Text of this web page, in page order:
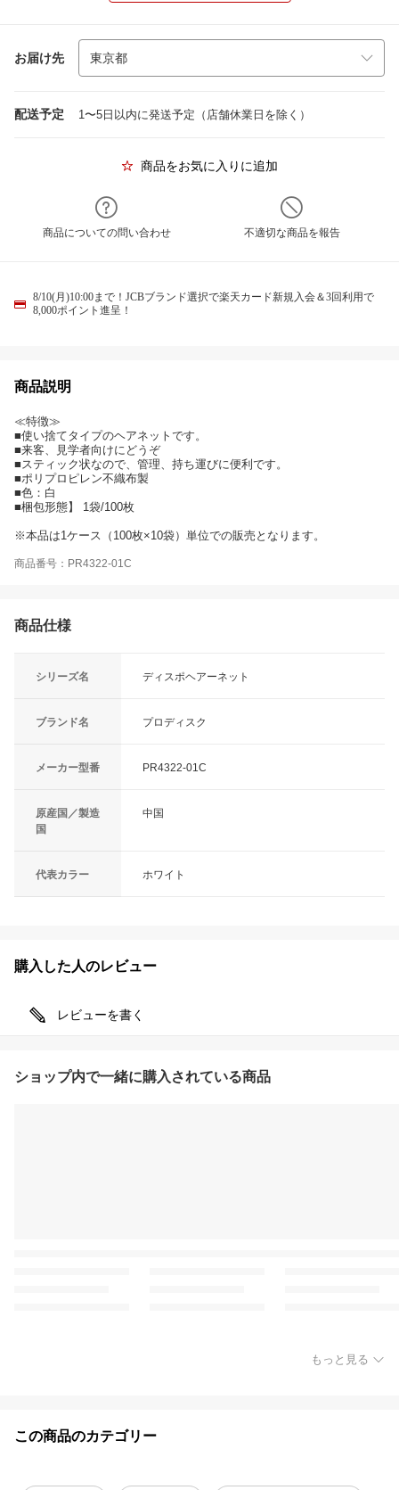
お届け先
配送予定 1〜5日以内に発送予定（店舗休業日を除く）
商品をお気に入りに追加
商品についての問い合わせ 不適切な商品を報告
8/10(月)10:00まで！JCBブランド選択で楽天カード新規入会＆3回利用で
8,000ポイント進呈！
商品説明
≪特徴≫
■使い捨てタイプのヘアネットです。
■来客、見学者向けにどうぞ
■スティック状なので、管理、持ち運びに便利です。
■ポリプロピレン不織布製
■色：白
■梱包形態】 1袋/100枚
※本品は1ケース（100枚×10袋）単位での販売となります。
商品番号：PR4322-01C
商品仕様
シリーズ名 ディスポヘアーネット
ブランド名 プロディスク
メーカー型番 PR4322-01C
原産国／製造
国
中国
代表カラー ホワイト
購入した人のレビュー
レビューを書く
ショップ内で一緒に購入されている商品
もっと見る
この商品のカテゴリー